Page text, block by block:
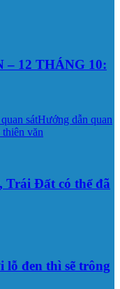
– 12 THÁNG 10:
sátHướng dẫn quan
văn
Trái Đất có thể đã
lỗ đen thì sẽ trông